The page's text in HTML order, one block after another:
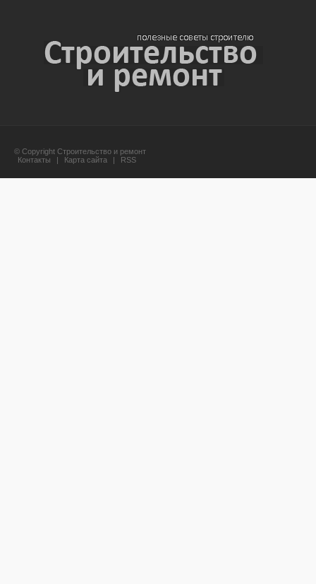
© Copyright Строительство и ремонт
Контакты
| Карта сайта | RSS